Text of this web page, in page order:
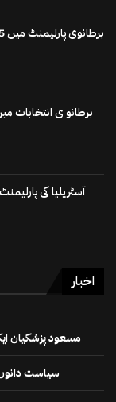
برطانو ی انتخابات
آسٹریلیا کی
اخبار
مسعود پزشکیان ایک کروڑ 70 لاکھ ووٹ حاصل
سیاست دانوں